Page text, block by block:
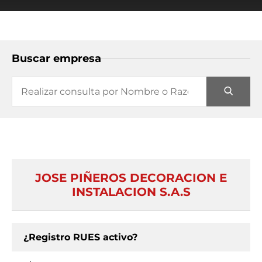
Buscar empresa
JOSE PIÑEROS DECORACION E
INSTALACION S.A.S
¿Registro RUES activo?